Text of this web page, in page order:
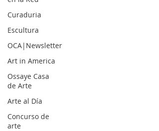
Curaduria
Escultura
OCA|Newsletter
Art in America
Ossaye Casa
de Arte
Arte al Día
Concurso de
arte